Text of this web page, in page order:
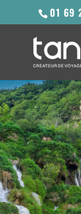
01 69